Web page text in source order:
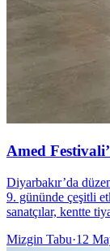
Amed
Diyarbakır’da
9. gününde çeşitli
sanatçılar, kentte
Mizgin Tabu·12